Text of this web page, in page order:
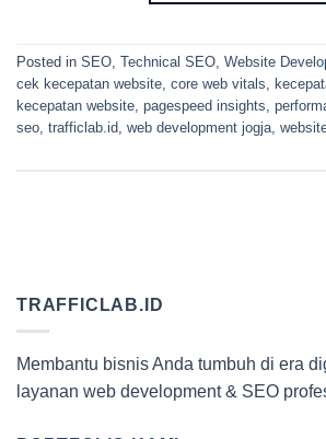
Posted in SEO, Technical SEO, Website
cek kecepatan website, core web vitals,
kecepatan website, pagespeed insights,
seo, trafficlab.id, web development jogja,
TRAFFICLAB.ID
Membantu bisnis Anda tumbuh di era
layanan web development & SEO